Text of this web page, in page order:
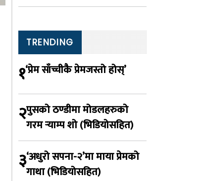
TRENDING
१‘प्रेम साँच्चीकै प्रेमजस्तो होस्’
२पुसको ठण्डीमा मोडलहरुको
गरम र्‍याम्प शो (भिडियोसहित)
३‘अधुरो सपना-२’मा माया प्रेमको
गाथा (भिडियोसहित)